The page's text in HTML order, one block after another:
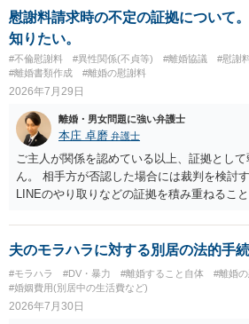
療費その他これに類する特別支出を念頭に
です。したがって、大学の入学金、授業料
ついてまで、「この条項があるから当然に半
は言いにくいと思われます。なお、通常、大
担すべきかについては、離婚時の合意内容の
や費用などを踏まえて個別に検討することに
の条項において、養育費の終期についてどの
か、大学進学に関する定めの有無、「教育費
定めの有無等について確認する必要がある
慰謝料請求時の不定の証拠について
知りたい。
#不倫慰謝料 #異性関係(不貞等) #離婚協議
#慰謝
#離婚書類作成
#離婚の慰謝料
2026年7月29日
離婚・男女問題に強い弁護士
本庄 卓磨 弁護士
ご主人が関係を認めている以上、証拠とし
ん。 相手方が否認した場合には裁判を検討
LINEのやり取りなどの証拠を積み重ねるこ
個別の事情によりますので、お早めに弁護
すめします。
夫のモラハラに対する別居の法的手
#モラハラ #DV・暴力 #離婚すること自体 #離婚
#婚姻費用(別居中の生活費など)
2026年7月30日